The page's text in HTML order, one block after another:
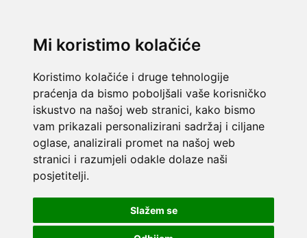
Mi koristimo kolačiće
Koristimo kolačiće i druge tehnologije
praćenja da bismo poboljšali vaše korisničko
iskustvo na našoj web stranici, kako bismo
vam prikazali personalizirani sadržaj i ciljane
oglase, analizirali promet na našoj web
stranici i razumjeli odakle dolaze naši
posjetitelji.
Slažem se